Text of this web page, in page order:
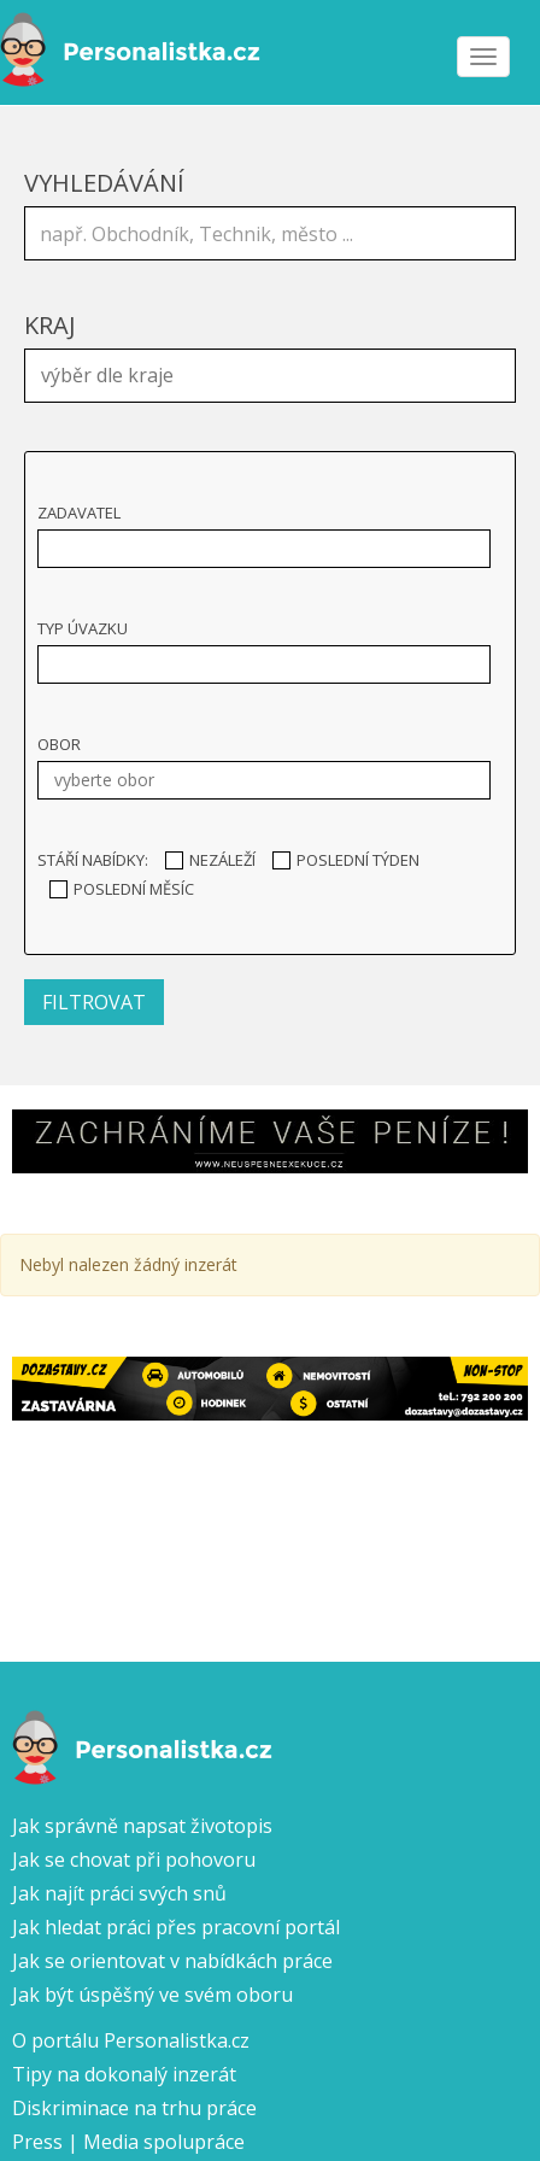
Toggle
VYHLEDÁVÁNÍ
KRAJ
ZADAVATEL
TYP ÚVAZKU
OBOR
STÁŘÍ NABÍDKY: NEZÁLEŽÍ
POSLEDNÍ TÝDEN
POSLEDNÍ MĚSÍC
Nebyl nalezen žádný inzerát
Jak správně napsat životopis
Jak se chovat při pohovoru
Jak najít práci svých snů
Jak hledat práci přes pracovní portál
Jak se orientovat v nabídkách práce
Jak být úspěšný ve svém oboru
O portálu Personalistka.cz
Tipy na dokonalý inzerát
Diskriminace na trhu práce
Press | Media spolupráce